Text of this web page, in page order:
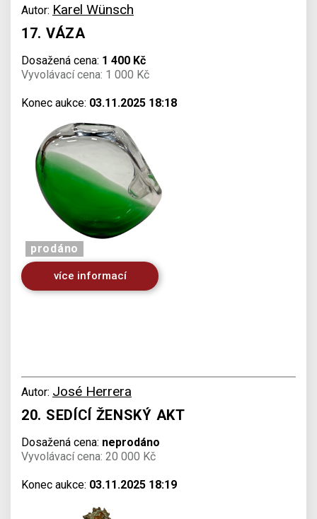
Autor: Karel Wünsch
17. VÁZA
Dosažená cena: 1 400 Kč
Vyvolávací cena: 1 000 Kč
Konec aukce: 03.11.2025 18:18
prodáno
více informací
Autor: José Herrera
20. SEDÍCÍ ŽENSKÝ AKT
Dosažená cena: neprodáno
Vyvolávací cena: 20 000 Kč
Konec aukce: 03.11.2025 18:19